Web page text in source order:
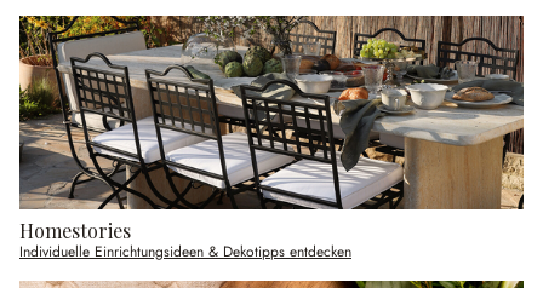
Homestories
Individuelle Einrichtungsideen & Dekotipps entdecken